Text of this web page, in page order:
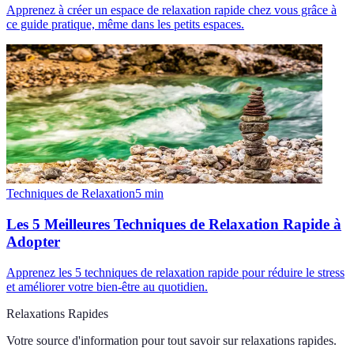
Apprenez à créer un espace de relaxation rapide chez vous grâce à
ce guide pratique, même dans les petits espaces.
Techniques de Relaxation5 min
Les 5 Meilleures Techniques de Relaxation Rapide à
Adopter
Apprenez les 5 techniques de relaxation rapide pour réduire le stress
et améliorer votre bien-être au quotidien.
Relaxations Rapides
Votre source d'information pour tout savoir sur relaxations rapides.